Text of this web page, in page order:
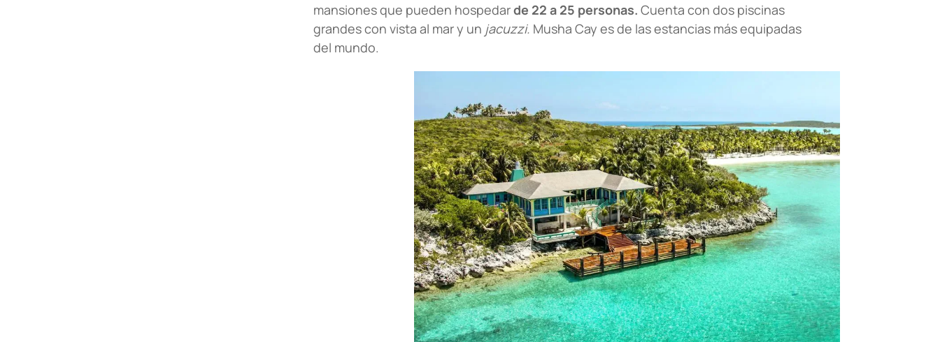
mansiones que pueden hospedarde 22 a 25 personas. Cuenta con dos piscinas
grandes con vista al mar y un jacuzzi. Musha Cay es de las estancias más equipadas
del mundo.